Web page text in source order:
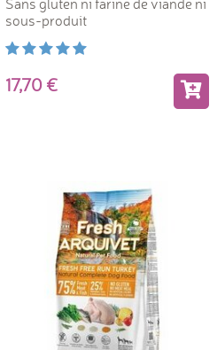
sous-produit
17,70